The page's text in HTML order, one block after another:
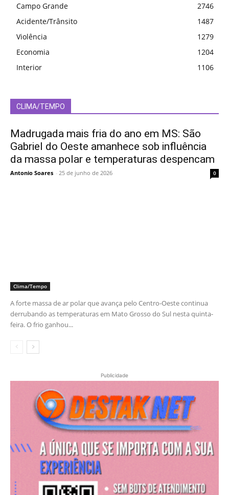
Campo Grande
2746
Acidente/Trânsito
1487
Violência
1279
Economia
1204
Interior
1106
CLIMA/TEMPO
Madrugada mais fria do ano em MS: São
Gabriel do Oeste amanhece sob influência
da massa polar e temperaturas despencam
Antonio Soares - 25 de junho de 2026 0
Clima/Tempo
A forte massa de ar polar que avança pelo Centro-Oeste continua
derrubando as temperaturas em Mato Grosso do Sul nesta quinta-
feira. O frio ganhou...
Publicidade